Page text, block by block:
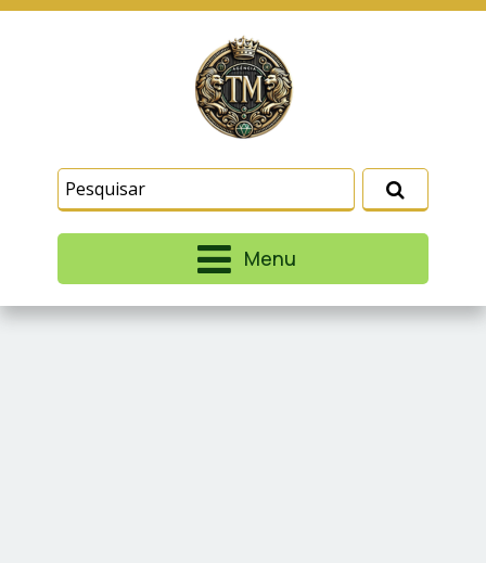
Menu
similares para lembrar e entender como você usa
nosso site, analisar seu uso de nossos produtos
e serviços, ajudar com nossos esforços de
marketing e fornecer conteúdo de terceiros. Leia
Termos e CondiçõesePolítica de